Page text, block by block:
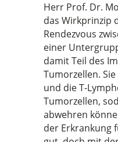
Herr Prof. Dr.
das Wirkprinzip
Rendezvous
einer
damit Teil des
Tumorzellen.
und die T-
Tumorzellen,
abwehren
der Erkrankung